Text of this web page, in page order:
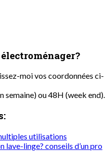
électroménager?
moi vos coordonnées ci-
semaine) ou 48H (week end).
utilisations
lave-linge? conseils d’un pro